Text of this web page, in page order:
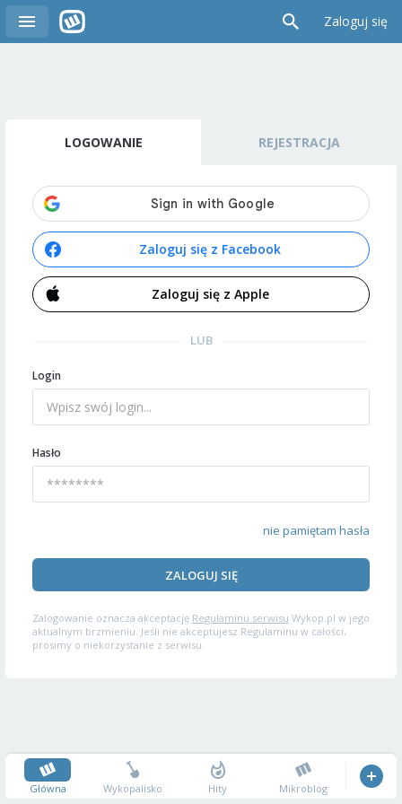
Zaloguj się
LOGOWANIE REJESTRACJA
Zaloguj się z Facebook
Zaloguj się z Apple
LUB
Login
Hasło
nie pamiętam hasła
ZALOGUJ SIĘ
Zalogowanie oznacza akceptację Regulaminu serwisu Wykop.pl w jego
aktualnym brzmieniu. Jeśli nie akceptujesz Regulaminu w całości,
prosimy o niekorzystanie z serwisu.
Główna Wykopalisko Hity Mikroblog